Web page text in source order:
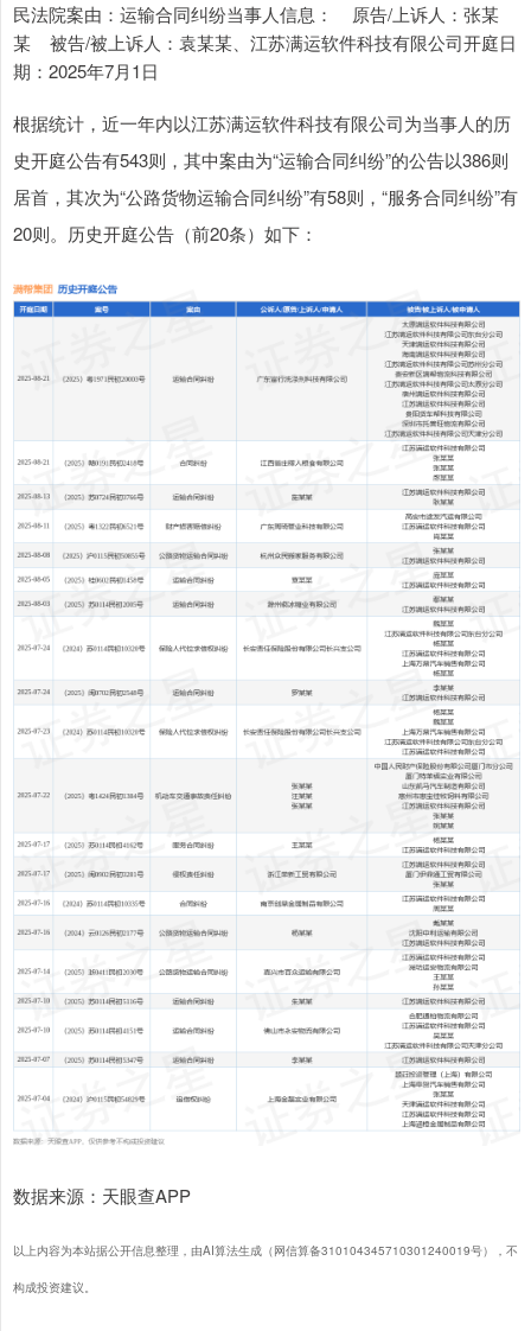
民法院案由：运输合同纠纷当事人信息： 原告/上诉人：张某
某 被告/被上诉人：袁某某、江苏满运软件科技有限公司开庭日
期：2025年7月1日
根据统计，近一年内以江苏满运软件科技有限公司为当事人的历
史开庭公告有543则，其中案由为“运输合同纠纷”的公告以386则
居首，其次为“公路货物运输合同纠纷”有58则，“服务合同纠纷”有
20则。历史开庭公告（前20条）如下：
数据来源：天眼查APP
以上内容为本站据公开信息整理，由AI算法生成（网信算备310104345710301240019号），不
构成投资建议。